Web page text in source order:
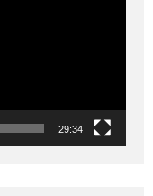
29:34